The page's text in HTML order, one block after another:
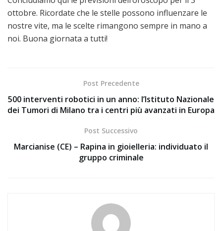
ottobre. Ricordate che le stelle possono influenzare le
nostre vite, ma le scelte rimangono sempre in mano a
noi. Buona giornata a tutti!
Post Precedente
500 interventi robotici in un anno: l’Istituto Nazionale
dei Tumori di Milano tra i centri più avanzati in Europa
Post Successivo
Marcianise (CE) – Rapina in gioielleria: individuato il
gruppo criminale